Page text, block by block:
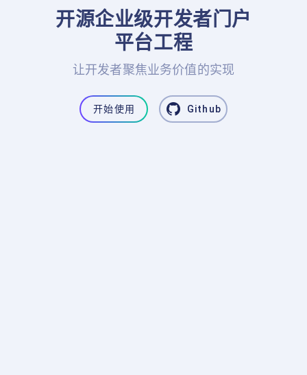
开源企业级开发者门户
平台工程
让开发者聚焦业务价值的实现
开始使用 Github